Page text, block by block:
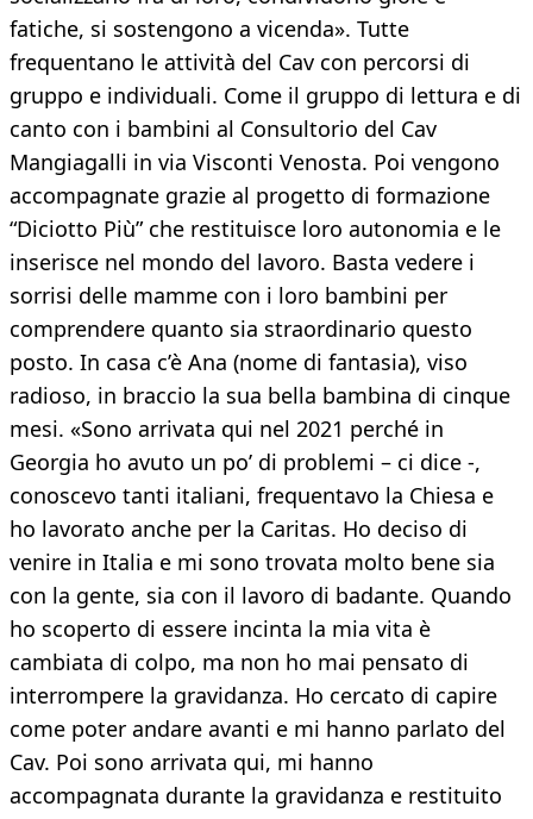
fatiche, si sostengono a vicenda». Tutte
frequentano le attività del Cav con percorsi di
gruppo e individuali. Come il gruppo di lettura e di
canto con i bambini al Consultorio del Cav
Mangiagalli in via Visconti Venosta. Poi vengono
accompagnate grazie al progetto di formazione
“Diciotto Più” che restituisce loro autonomia e le
inserisce nel mondo del lavoro. Basta vedere i
sorrisi delle mamme con i loro bambini per
comprendere quanto sia straordinario questo
posto. In casa c’è Ana (nome di fantasia), viso
radioso, in braccio la sua bella bambina di cinque
mesi. «Sono arrivata qui nel 2021 perché in
Georgia ho avuto un po’ di problemi – ci dice -,
conoscevo tanti italiani, frequentavo la Chiesa e
ho lavorato anche per la Caritas. Ho deciso di
venire in Italia e mi sono trovata molto bene sia
con la gente, sia con il lavoro di badante. Quando
ho scoperto di essere incinta la mia vita è
cambiata di colpo, ma non ho mai pensato di
interrompere la gravidanza. Ho cercato di capire
come poter andare avanti e mi hanno parlato del
Cav. Poi sono arrivata qui, mi hanno
accompagnata durante la gravidanza e restituito